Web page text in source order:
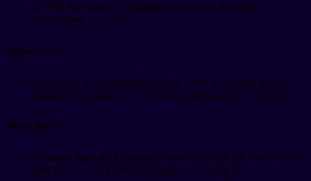
B: "I'll buy some" (Compraré un poco) → Decisión
espontánea, uso "will"
Situación 2:
"I'm going to buy milk after work" (Voy a comprar leche
después del trabajo) → Ya lo había planeado, uso "going to"
Situación 3:
"Look at that car! It's going to crash!" (¡Mira ese carro! ¡Va a
chocar!) → Veo evidencia ahora, uso "going to"